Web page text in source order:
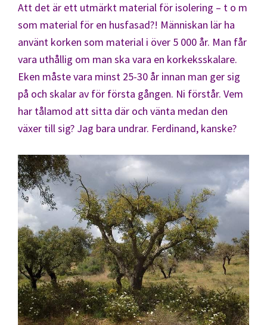
Att det är ett utmärkt material för isolering – t o m
som material för en husfasad?! Människan lär ha
använt korken som material i över 5 000 år. Man får
vara uthållig om man ska vara en korkeksskalare.
Eken måste vara minst 25-30 år innan man ger sig
på och skalar av för första gången. Ni förstår. Vem
har tålamod att sitta där och vänta medan den
växer till sig? Jag bara undrar. Ferdinand, kanske?